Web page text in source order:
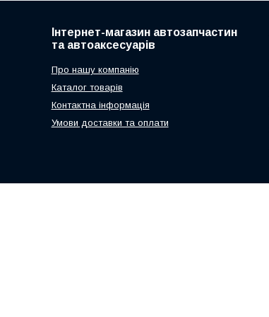
Інтернет-магазин автозапчастин
та автоаксесуарів
Про нашу компанію
Каталог товарів
Контактна інформація
Умови доставки та оплати